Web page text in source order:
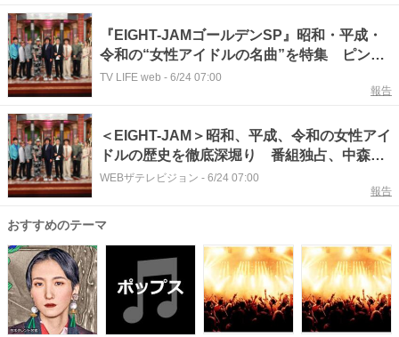
『EIGHT-JAMゴールデンSP』昭和・平成・
令和の“女性アイドルの名曲”を特集 ピン
ク・レディー「サウスポー」未発表Ver.も公
TV LIFE web - 6/24 07:00
報告
＜EIGHT-JAM＞昭和、平成、令和の女性アイ
ドルの歴史を徹底深堀り 番組独占、中森明
菜の最新インタビューも初公開
WEBザテレビジョン - 6/24 07:00
報告
おすすめのテーマ